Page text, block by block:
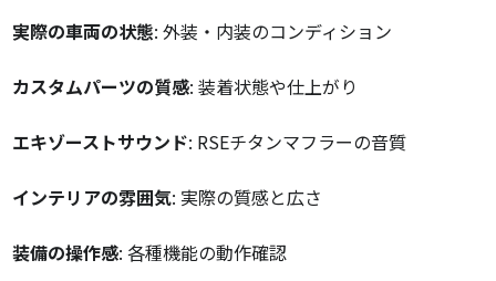
実際の車両の状態: 外装・内装のコンディション
カスタムパーツの質感: 装着状態や仕上がり
エキゾーストサウンド: RSEチタンマフラーの音質
インテリアの雰囲気: 実際の質感と広さ
装備の操作感: 各種機能の動作確認